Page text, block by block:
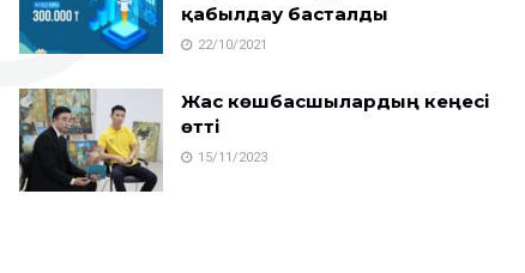
қабылдау басталды
22/10/2021
Жас көшбасшылардың кеңесі
өтті
15/11/2023